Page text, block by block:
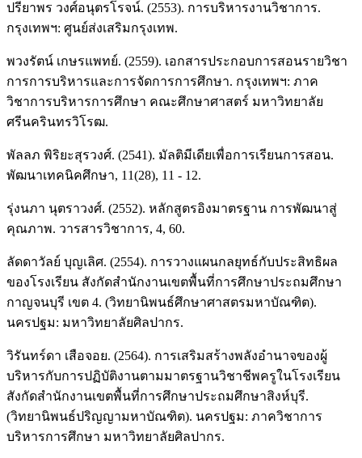
ปรียาพร วงศ์อนุตรโรจน์. (2553). การบริหารงานวิชาการ.
กรุงเทพฯ: ศูนย์ส่งเสริมกรุงเทพ.
พวงรัตน์ เกษรแพทย์. (2559). เอกสารประกอบการสอนรายวิชา
การการบริหารและการจัดการการศึกษา. กรุงเทพฯ: ภาค
วิชาการบริหารการศึกษา คณะศึกษาศาสตร์ มหาวิทยาลัย
ศรีนครินทรวิโรฒ.
พัลลภ พิริยะสุรวงศ์. (2541). มัลติมีเดียเพื่อการเรียนการสอน.
พัฒนาเทคนิคศึกษา, 11(28), 11 - 12.
รุ่งนภา นุตราวงศ์. (2552). หลักสูตรอิงมาตรฐาน การพัฒนาสู่
คุณภาพ. วารสารวิชาการ, 4, 60.
ลัดดาวัลย์ บุญเลิศ. (2554). การวางแผนกลยุทธ์กับประสิทธิผล
ของโรงเรียน สังกัดสำนักงานเขตพื้นที่การศึกษาประถมศึกษา
กาญจนบุรี เขต 4. (วิทยานิพนธ์ศึกษาศาสตรมหาบัณฑิต).
นครปฐม: มหาวิทยาลัยศิลปากร.
วิรันทร์ดา เสือจอย. (2564). การเสริมสร้างพลังอำนาจของผู้
บริหารกับการปฏิบัติงานตามมาตรฐานวิชาชีพครูในโรงเรียน
สังกัดสำนักงานเขตพื้นที่การศึกษาประถมศึกษาสิงห์บุรี.
(วิทยานิพนธ์ปริญญามหาบัณฑิต). นครปฐม: ภาควิชาการ
บริหารการศึกษา มหาวิทยาลัยศิลปากร.